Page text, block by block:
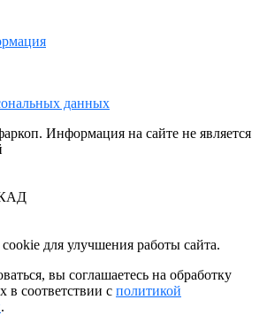
данных
Информация на сайте не является
для улучшения работы сайта.
вы соглашаетесь на обработку
в соответствии с политикой
.